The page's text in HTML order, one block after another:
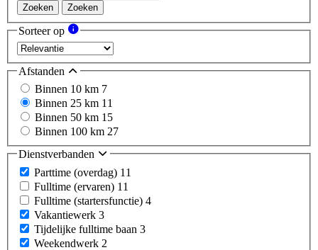
Zoeken Zoeken
Sorteer op
Afstanden
Binnen 10 km 7
Binnen 25 km 11
Binnen 50 km 15
Binnen 100 km 27
Dienstverbanden
Parttime (overdag) 11
Fulltime (ervaren) 11
Fulltime (startersfunctie) 4
Vakantiewerk 3
Tijdelijke fulltime baan 3
Weekendwerk 2